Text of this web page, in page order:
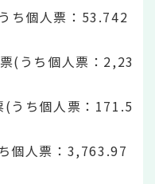
ち個人票：53.742
(うち個人票：2,23
うち個人票：171.5
個人票：3,763.97